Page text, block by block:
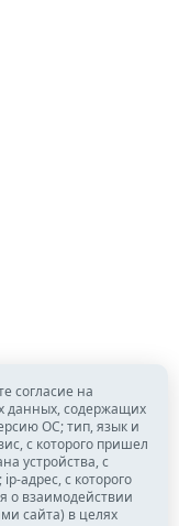
согласие на
данных, содержащих
ОС; тип, язык и
с которого пришел
устройства, с
адрес, с которого
о взаимодействии
сайта) в целях